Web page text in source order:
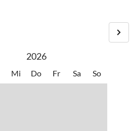
2026
Mi Do Fr Sa So